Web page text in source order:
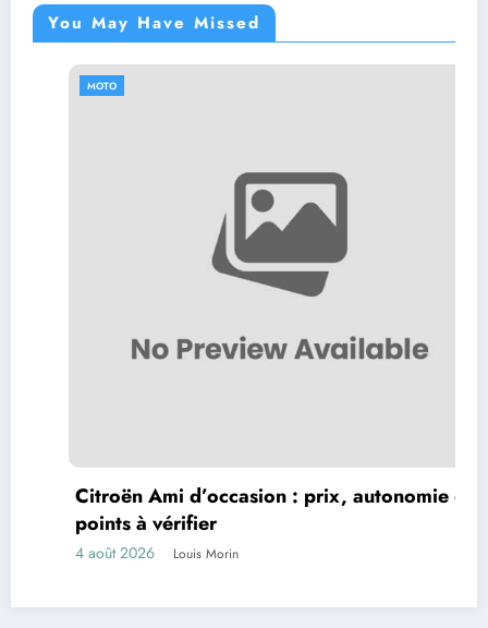
You May Have Missed
Citroën Ami d’occasion : prix, autonomie et
points à vérifier
4 août 2026 Louis Morin